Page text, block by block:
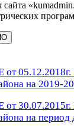
от
на 2019-
30.07.2015г.
на период